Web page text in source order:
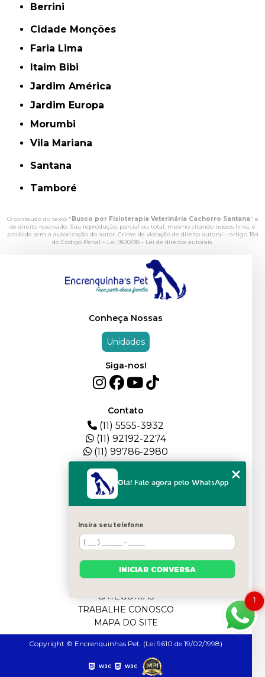
Berrini
Cidade Monções
Faria Lima
Itaim Bibi
Jardim América
Jardim Europa
Morumbi
Vila Mariana
Santana
Tamboré
O conteúdo do texto "Busco por Fisioterapia Veterinária Cachorro Santana" é
de direito reservado. Sua reprodução, parcial ou total, mesmo citando nossos links, é
proibida sem a autorização do autor. Crime de violação de direito autoral – artigo 184
do Código Penal – Lei 9610/98 - Lei de direitos autorais.
Conheça Nossas
Unidades
Siga-nos!
Contato
(11) 5555-3932
(11) 92192-2274
(11) 99786-2980
QUEM SOMOS
BLOG
FILHOTES
CATEGORIAS
TRABALHE CONOSCO
MAPA DO SITE
Copyright © Encrenquinhas Pet. (Lei 9610 de 19/02/1998)
W3C W3C
1
Olá! Fale agora pelo WhatsApp
Insira seu telefone
INICIAR CONVERSA